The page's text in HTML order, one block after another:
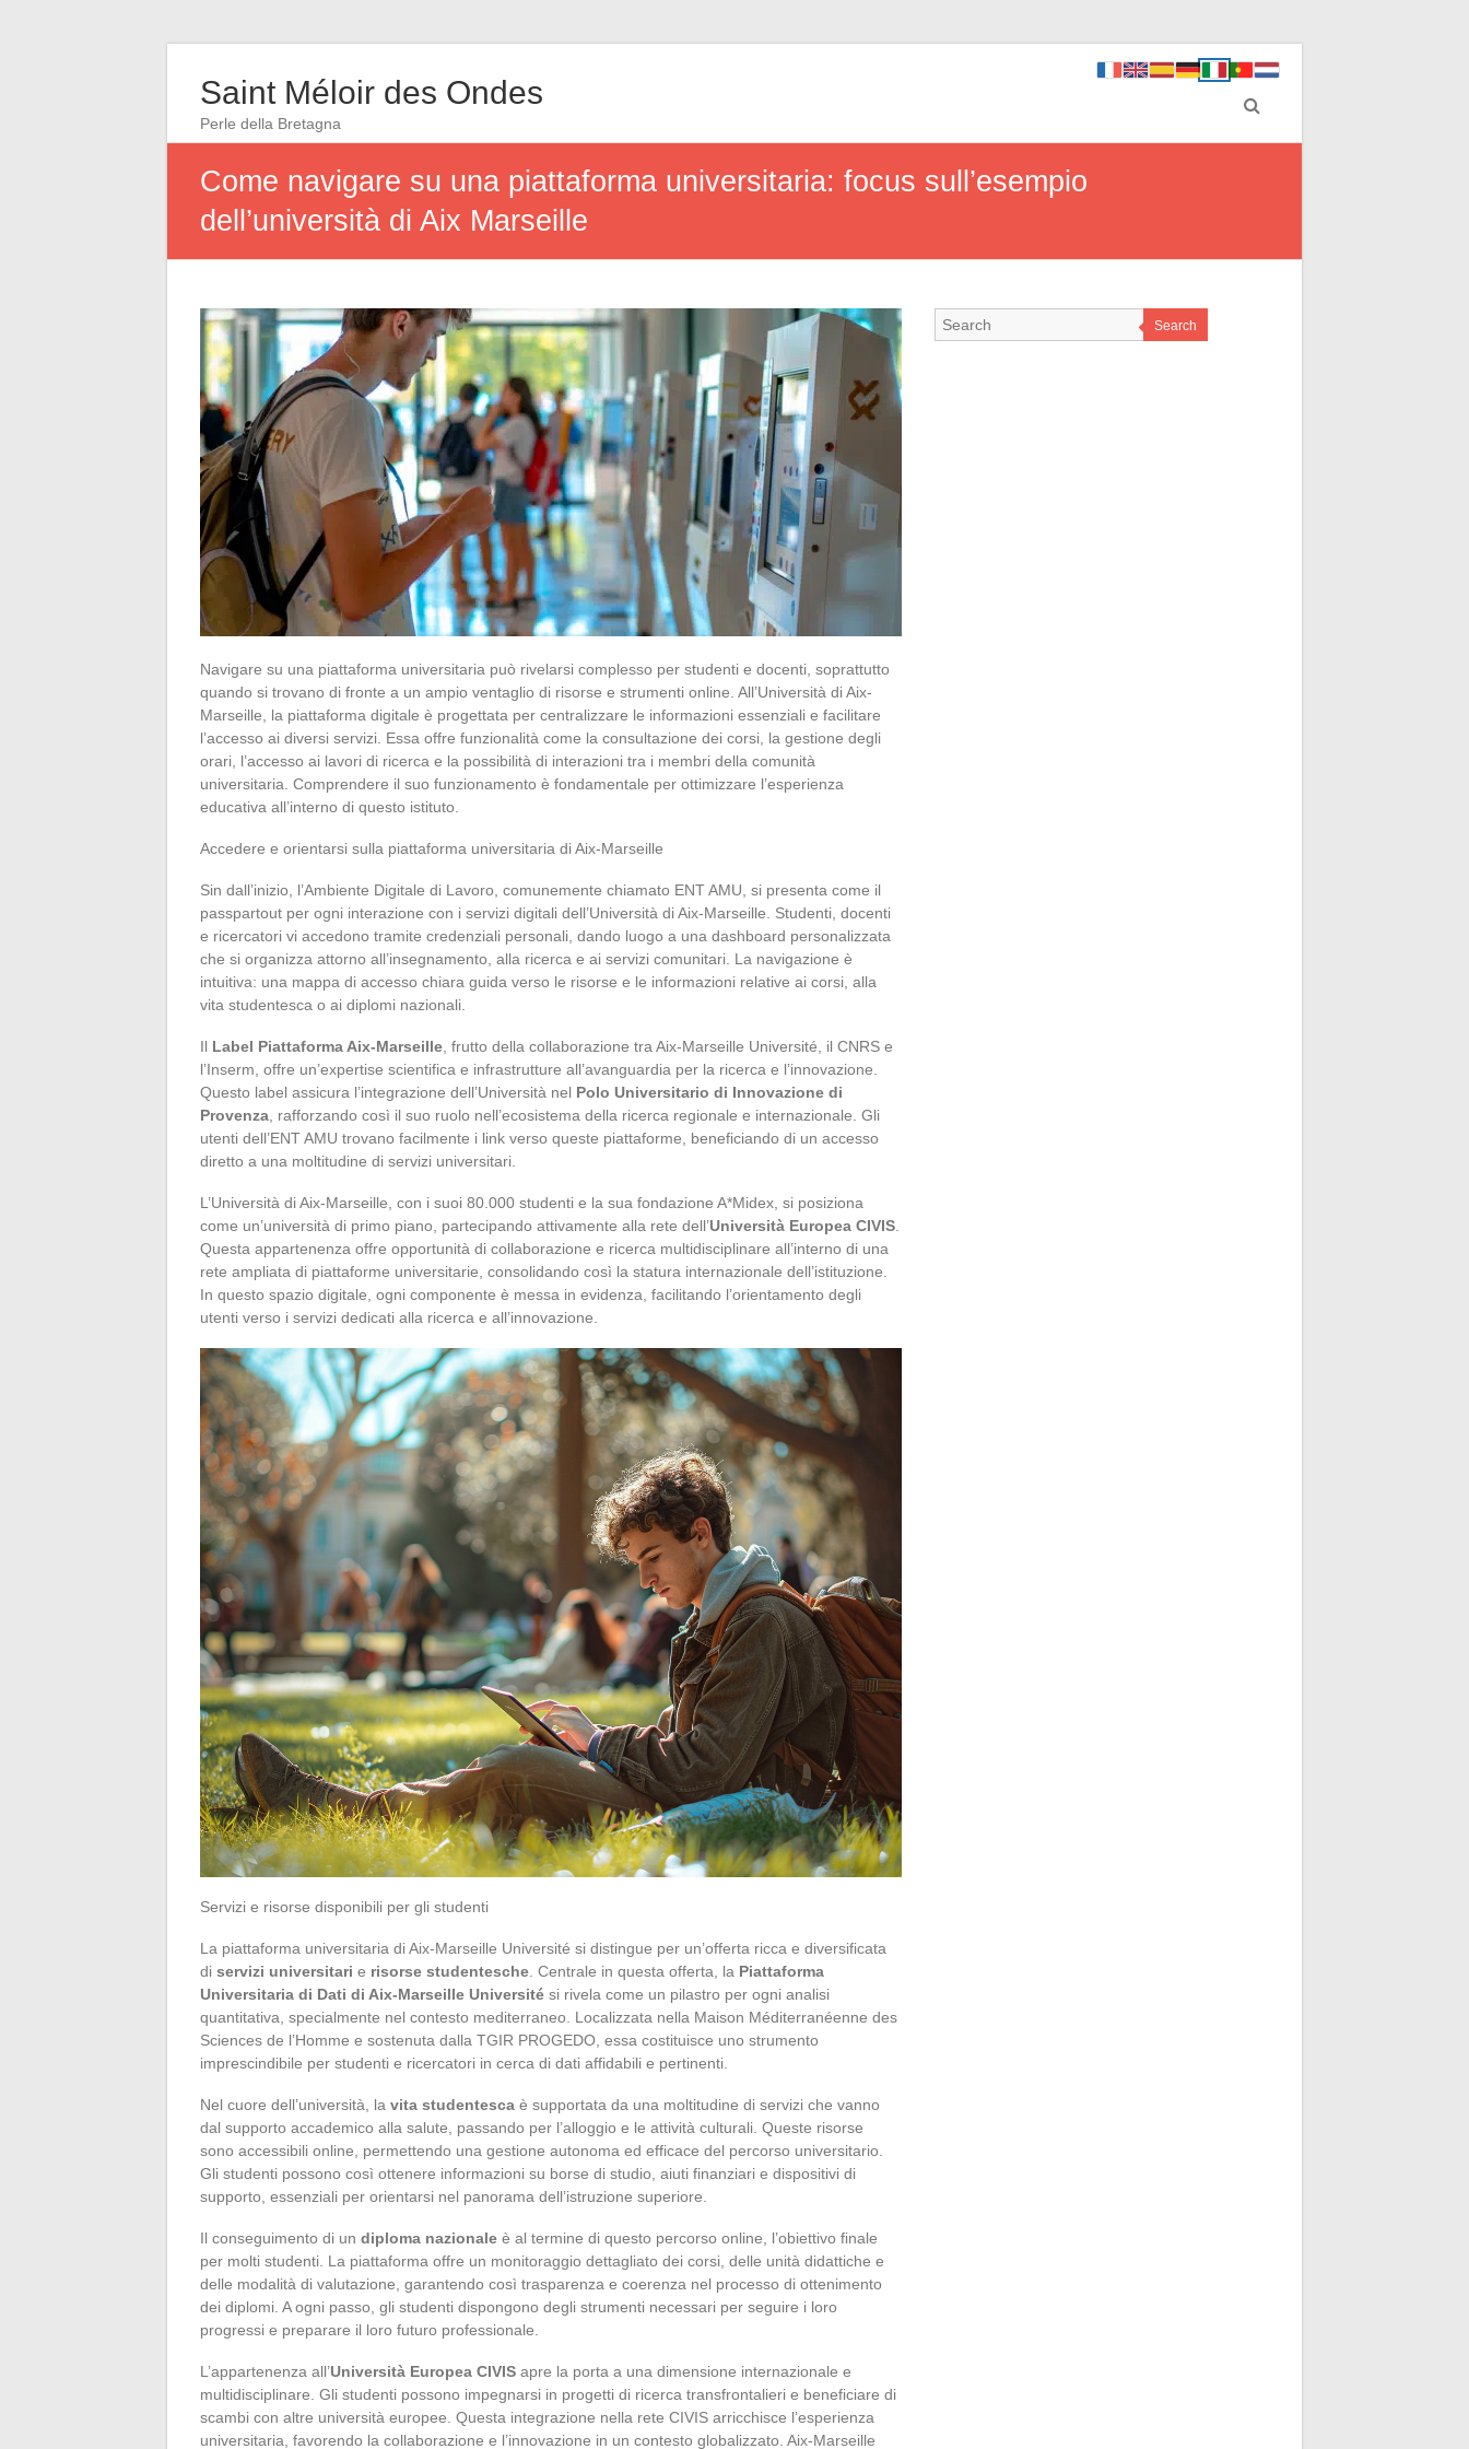
Saint Méloir des Ondes
Perle della Bretagna
Come navigare su una piattaforma universitaria: focus sull’esempio
dell’università di Aix Marseille
Navigare su una piattaforma universitaria può rivelarsi complesso per studenti e docenti, soprattutto
quando si trovano di fronte a un ampio ventaglio di risorse e strumenti online. All’Università di Aix-
Marseille, la piattaforma digitale è progettata per centralizzare le informazioni essenziali e facilitare
l’accesso ai diversi servizi. Essa offre funzionalità come la consultazione dei corsi, la gestione degli
orari, l’accesso ai lavori di ricerca e la possibilità di interazioni tra i membri della comunità
universitaria. Comprendere il suo funzionamento è fondamentale per ottimizzare l’esperienza
educativa all’interno di questo istituto.
Accedere e orientarsi sulla piattaforma universitaria di Aix-Marseille
Sin dall’inizio, l’Ambiente Digitale di Lavoro, comunemente chiamato ENT AMU, si presenta come il
passpartout per ogni interazione con i servizi digitali dell’Università di Aix-Marseille. Studenti, docenti
e ricercatori vi accedono tramite credenziali personali, dando luogo a una dashboard personalizzata
che si organizza attorno all’insegnamento, alla ricerca e ai servizi comunitari. La navigazione è
intuitiva: una mappa di accesso chiara guida verso le risorse e le informazioni relative ai corsi, alla
vita studentesca o ai diplomi nazionali.
Il Label Piattaforma Aix-Marseille , frutto della collaborazione tra Aix-Marseille Université, il CNRS e
l’Inserm, offre un’expertise scientifica e infrastrutture all’avanguardia per la ricerca e l’innovazione.
Questo label assicura l’integrazione dell’Università nel Polo Universitario di Innovazione di
Provenza , rafforzando così il suo ruolo nell’ecosistema della ricerca regionale e internazionale. Gli
utenti dell’ENT AMU trovano facilmente i link verso queste piattaforme, beneficiando di un accesso
diretto a una moltitudine di servizi universitari.
L’Università di Aix-Marseille, con i suoi 80.000 studenti e la sua fondazione A*Midex, si posiziona
come un’università di primo piano, partecipando attivamente alla rete dell’Università Europea CIVIS
Questa appartenenza offre opportunità di collaborazione e ricerca multidisciplinare all’interno di una
rete ampliata di piattaforme universitarie, consolidando così la statura internazionale dell’istituzione.
In questo spazio digitale, ogni componente è messa in evidenza, facilitando l’orientamento degli
utenti verso i servizi dedicati alla ricerca e all’innovazione.
Servizi e risorse disponibili per gli studenti
La piattaforma universitaria di Aix-Marseille Université si distingue per un’offerta ricca e diversificata
di servizi universitari e risorse studentesche . Centrale in questa offerta, la Piattaforma
Universitaria di Dati di Aix-Marseille Université si rivela come un pilastro per ogni analisi
quantitativa, specialmente nel contesto mediterraneo. Localizzata nella Maison Méditerranéenne des
Sciences de l’Homme e sostenuta dalla TGIR PROGEDO, essa costituisce uno strumento
imprescindibile per studenti e ricercatori in cerca di dati affidabili e pertinenti.
Nel cuore dell’università, la vita studentesca è supportata da una moltitudine di servizi che vanno
dal supporto accademico alla salute, passando per l’alloggio e le attività culturali. Queste risorse
sono accessibili online, permettendo una gestione autonoma ed efficace del percorso universitario.
Gli studenti possono così ottenere informazioni su borse di studio, aiuti finanziari e dispositivi di
supporto, essenziali per orientarsi nel panorama dell’istruzione superiore.
Il conseguimento di un diploma nazionale è al termine di questo percorso online, l’obiettivo finale
per molti studenti. La piattaforma offre un monitoraggio dettagliato dei corsi, delle unità didattiche e
delle modalità di valutazione, garantendo così trasparenza e coerenza nel processo di ottenimento
dei diplomi. A ogni passo, gli studenti dispongono degli strumenti necessari per seguire i loro
progressi e preparare il loro futuro professionale.
L’appartenenza all’Università Europea CIVIS apre la porta a una dimensione internazionale e
multidisciplinare. Gli studenti possono impegnarsi in progetti di ricerca transfrontalieri e beneficiare di
scambi con altre università europee. Questa integrazione nella rete CIVIS arricchisce l’esperienza
universitaria, favorendo la collaborazione e l’innovazione in un contesto globalizzato. Aix-Marseille
Search